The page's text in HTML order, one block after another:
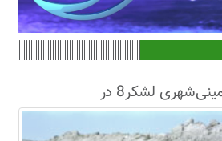
مصاحبۀ رزمندگان خمینی‌شهری لشکر8 در